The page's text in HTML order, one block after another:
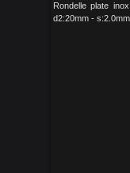
Rondelle plate
d2:20mm -